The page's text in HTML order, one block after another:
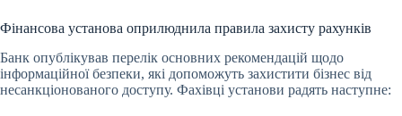
Фінансова установа оприлюднила правила захисту рахунків
Банк опублікував перелік основних рекомендацій щодо
інформаційної безпеки, які допоможуть захистити бізнес від
несанкціонованого доступу. Фахівці установи радять наступне: